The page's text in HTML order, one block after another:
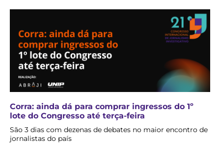
Corra: ainda dá para comprar ingressos do 1º
lote do Congresso até terça-feira
São 3 dias com dezenas de debates no maior encontro de
jornalistas do país